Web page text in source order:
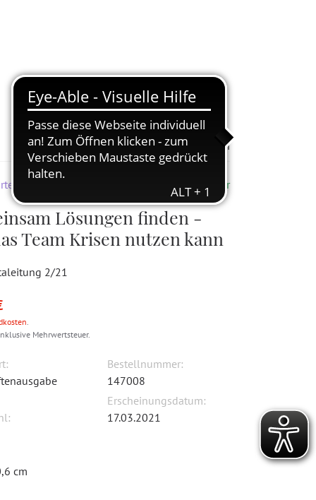
Zur Merkliste hinzufügen
& Kita Lieferbar
Lösungen finden -
Team Krisen nutzen kann
2/21
.
Mehrwertsteuer.
cm
Bestellnummer:
147008
Erscheinungsdatum:
17.03.2021